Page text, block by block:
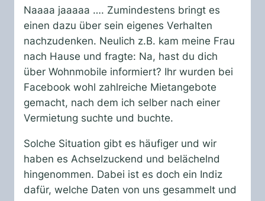
Naaaa jaaaaa …. Zumindestens bringt es
einen dazu über sein eigenes Verhalten
nachzudenken. Neulich z.B. kam meine Frau
nach Hause und fragte: Na, hast du dich
über Wohnmobile informiert? Ihr wurden bei
Facebook wohl zahlreiche Mietangebote
gemacht, nach dem ich selber nach einer
Vermietung suchte und buchte.
Solche Situation gibt es häufiger und wir
haben es Achselzuckend und belächelnd
hingenommen. Dabei ist es doch ein Indiz
dafür, welche Daten von uns gesammelt und